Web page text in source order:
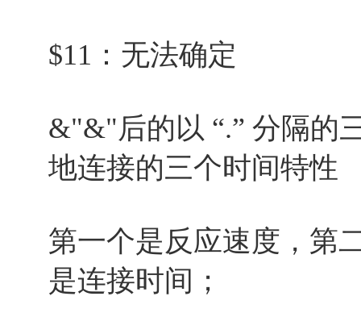
$11：无法确定
&"&"后的以 “.” 分隔的
地连接的三个时间特性
第一个是反应速度，第
是连接时间；